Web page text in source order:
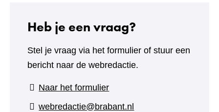
Heb je een vraag?
Stel je vraag via het formulier of stuur een
bericht naar de webredactie.
Naar het formulier(verwijst
naar
webredactie@brabant.nl